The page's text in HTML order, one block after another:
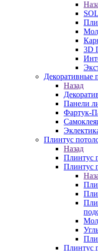
3D
Декоративные
Назад
Панели
Фартук-
Плинтус
Назад
Плинтус
Плинтус